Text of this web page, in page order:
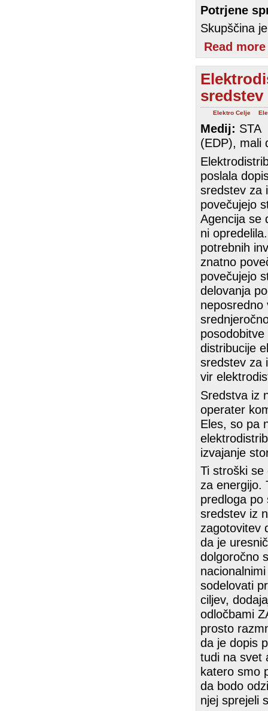
Potrjene
Skupščina
Read more
sredstev
Elektro Celje
Medij: STA
(EDP), mali
poslala
sredstev za
povečujejo
Agencija se
ni
potrebnih
znatno
povečujejo
delovanja
neposredno
distribucije
sredstev za
vir
Sredstva iz
operater
Eles, so pa
izvajanje
Ti stroški se
za energijo.
predloga po
sredstev iz
zagotovitev
da je
dolgoročno
sodelovati
ciljev,
odločbami
prosto
da je dopis
tudi na svet
katero smo
da bodo
njej sprejeli